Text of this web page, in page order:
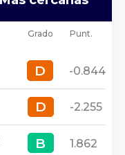
Grado Punt.
D
D -0.844
D
D -2.255
B
B 1.862